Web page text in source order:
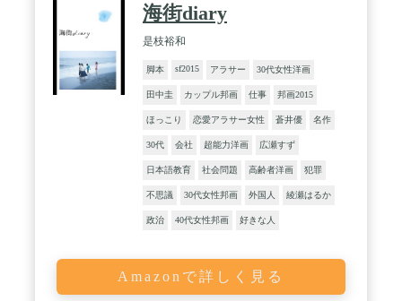
海街diary
是枝裕和
脚本 sf2015 アラサー 30代女性洋画
田中圭 カップル邦画 仕事 邦画2015
ほっこり 恋愛アラサー女性 蒼井優 名作
30代 会社 超能力洋画 広瀬すず
日本語教育 社会問題 高齢者洋画 犯罪
不思議 30代女性邦画 外国人 綾瀬はるか
政治 40代女性邦画 好きな人
Amazonで詳しく見る